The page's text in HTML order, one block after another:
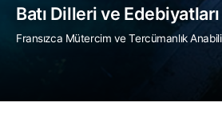
Batı Dilleri ve
Fransızca Mütercim ve Tercümanlık